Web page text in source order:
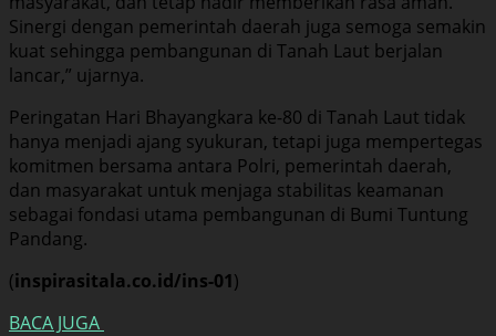
Sinergi dengan pemerintah daerah juga semoga semakin
kuat sehingga pembangunan di Tanah Laut berjalan
lancar,” ujarnya.
Peringatan Hari Bhayangkara ke-80 di Tanah Laut tidak
hanya menjadi ajang syukuran, tetapi juga mempertegas
komitmen bersama antara Polri, pemerintah daerah,
dan masyarakat untuk menjaga stabilitas keamanan
sebagai fondasi utama pembangunan di Bumi Tuntung
Pandang.
(inspirasitala.co.id/ins-01)
BACA JUGA